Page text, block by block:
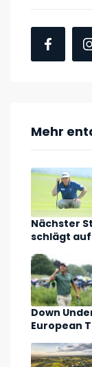
Mehr
Nächster
schlägt auf
Down
European